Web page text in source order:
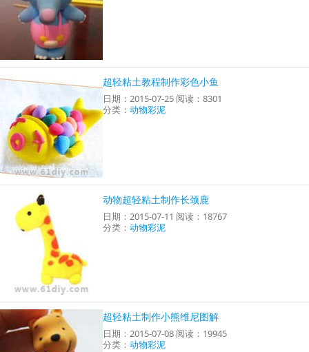
超轻粘土教程制作彩色小鱼
日期：2015-07-25 阅读：8301
分类：动物彩泥
动物超轻粘土制作长颈鹿
日期：2015-07-11 阅读：18767
分类：动物彩泥
超轻粘土制作小熊维尼图解
日期：2015-07-08 阅读：19945
分类：动物彩泥